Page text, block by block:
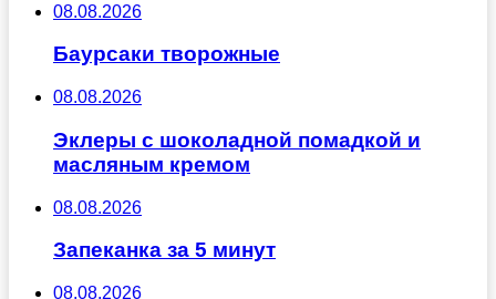
08.08.2026
Баурсаки творожные
08.08.2026
Эклеры с шоколадной помадкой и
масляным кремом
08.08.2026
Запеканка за 5 минут
08.08.2026